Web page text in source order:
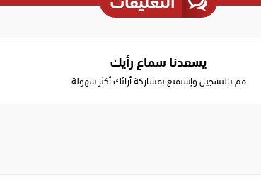
يسعدنا سماع رأيك
قم بالتسجيل وإستمتع بمشاركة أرائك أكثر سهولة